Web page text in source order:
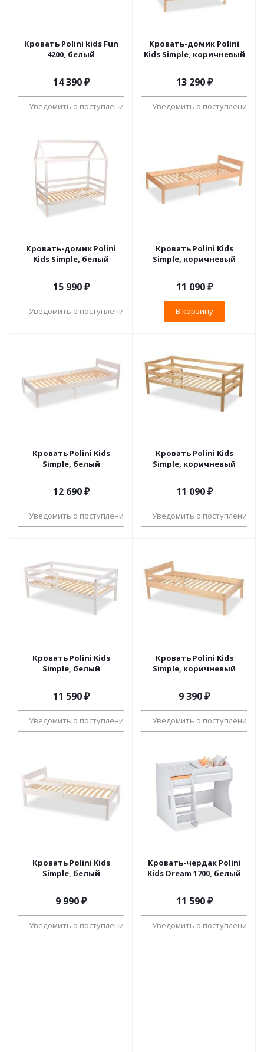
Кровать Polini kids Fun
4200, белый
14 390₽
Уведомить о поступлении
Кровать-домик Polini
Kids Simple, коричневый
13 290₽
Уведомить о поступлении
Кровать-домик Polini
Kids Simple, белый
15 990₽
Уведомить о поступлении
Кровать Polini Kids
Simple, коричневый
11 090₽
В корзину
Кровать Polini Kids
Simple, белый
12 690₽
Уведомить о поступлении
Кровать Polini Kids
Simple, коричневый
11 090₽
Уведомить о поступлении
Кровать Polini Kids
Simple, белый
11 590₽
Уведомить о поступлении
Кровать Polini Kids
Simple, коричневый
9 390₽
Уведомить о поступлении
Кровать Polini Kids
Simple, белый
9 990₽
Уведомить о поступлении
Кровать-чердак Polini
Kids Dream 1700, белый
11 590₽
Уведомить о поступлении